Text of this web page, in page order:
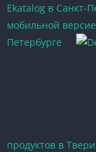
Ekatalog в Санкт-
мобильной
Петербурге
продуктов в